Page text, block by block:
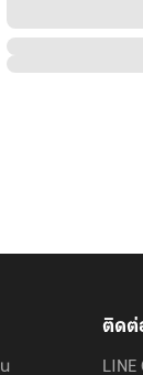
ติดต่